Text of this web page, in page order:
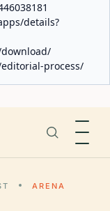
details?
process/
ARENA